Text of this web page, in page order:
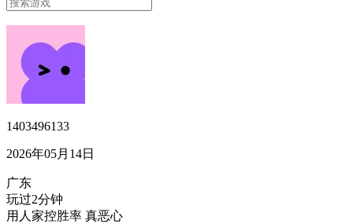
1403496133
2026年05月14日
广东
玩过2分钟
用人家控胜率 真恶心